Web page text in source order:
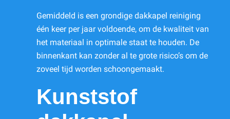
Gemiddeld is een grondige dakkapel reiniging
één keer per jaar voldoende, om de kwaliteit van
het materiaal in optimale staat te houden. De
binnenkant kan zonder al te grote risico’s om de
zoveel tijd worden schoongemaakt.
Kunststof